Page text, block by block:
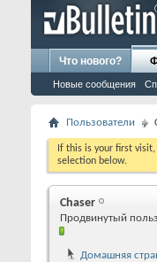
Что нового?
Новые сообщения
Пользователи
If this is your first
selection below.
Chaser
Продвинутый
Домашняя